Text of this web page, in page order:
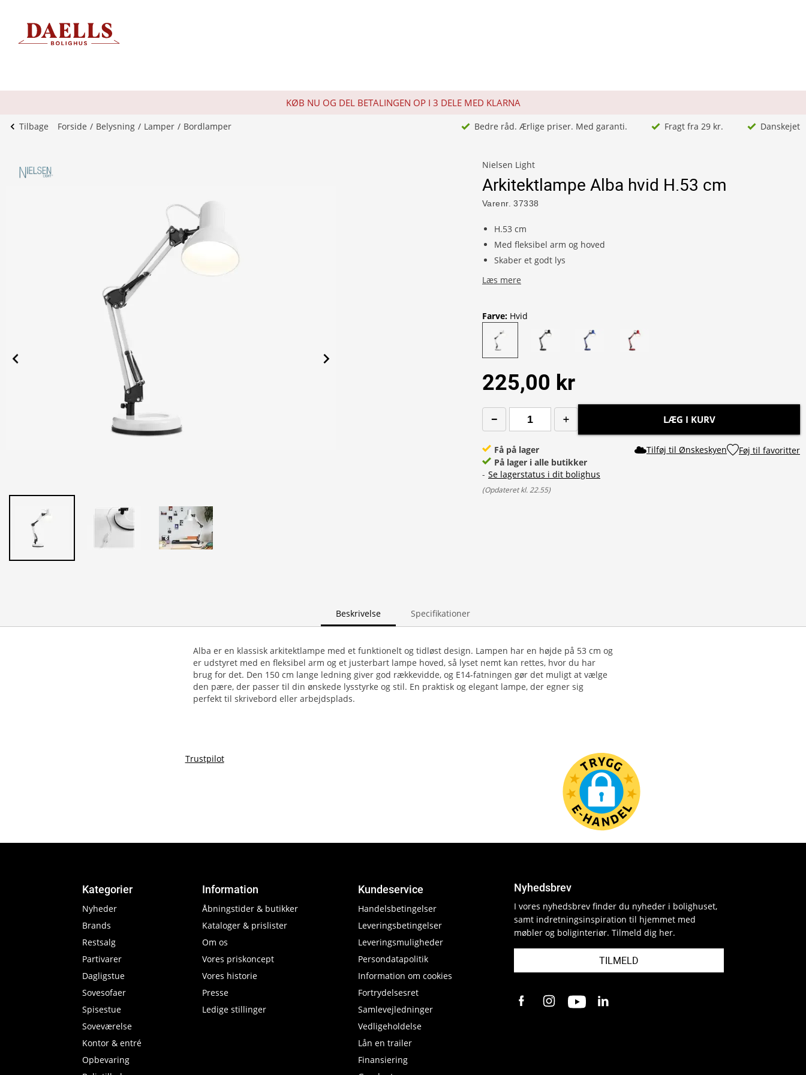
KØB NU OG DEL BETALINGEN OP I 3 DELE MED KLARNA
Tilbage Forside Belysning Lamper Bordlamper Bedre råd. Ærlige priser. Med garanti. Fragt fra 29 kr. Danskejet
Nielsen Light
Arkitektlampe Alba hvid H.53 cm
Varenr. 37338
H.53 cm
Med fleksibel arm og hoved
Skaber et godt lys
Læs mere
Farve: Hvid
225,00 kr
LÆG I KURV
Få på lager
På lager i alle butikker
- Se lagerstatus i dit bolighus
(Opdateret kl. 22.55)
Tilføj til Ønskeskyen Føj til favoritter
Beskrivelse Specifikationer
Alba er en klassisk arkitektlampe med et funktionelt og tidløst design. Lampen har en højde på 53 cm og
er udstyret med en fleksibel arm og et justerbart lampe hoved, så lyset nemt kan rettes, hvor du har
brug for det. Den 150 cm lange ledning giver god rækkevidde, og E14-fatningen gør det muligt at vælge
den pære, der passer til din ønskede lysstyrke og stil. En praktisk og elegant lampe, der egner sig
perfekt til skrivebord eller arbejdsplads.
Trustpilot
Kategorier
Nyheder
Brands
Restsalg
Partivarer
Dagligstue
Sovesofaer
Spisestue
Soveværelse
Kontor & entré
Opbevaring
Information
Åbningstider & butikker
Kataloger & prislister
Om os
Vores priskoncept
Vores historie
Presse
Ledige stillinger
Kundeservice
Handelsbetingelser
Leveringsbetingelser
Leveringsmuligheder
Persondatapolitik
Information om cookies
Fortrydelsesret
Samlevejledninger
Vedligeholdelse
Lån en trailer
Finansiering
Nyhedsbrev
I vores nyhedsbrev finder du nyheder i bolighuset,
samt indretningsinspiration til hjemmet med
møbler og boliginteriør. Tilmeld dig her.
TILMELD